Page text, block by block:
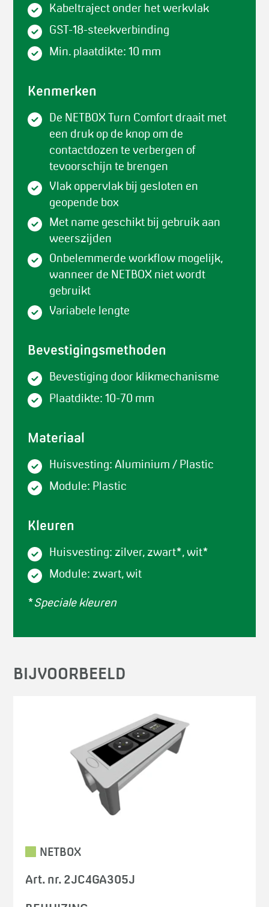
Kabeltraject onder het werkvlak
GST-18-steekverbinding
Min. plaatdikte: 10 mm
Kenmerken
De NETBOX Turn Comfort draait met
een druk op de knop om de
contactdozen te verbergen of
tevoorschijn te brengen
Vlak oppervlak bij gesloten en
geopende box
Met name geschikt bij gebruik aan
weerszijden
Onbelemmerde workflow mogelijk,
wanneer de NETBOX niet wordt
gebruikt
Variabele lengte
Bevestigingsmethoden
Bevestiging door klikmechanisme
Plaatdikte: 10-70 mm
Materiaal
Huisvesting: Aluminium / Plastic
Module: Plastic
Kleuren
Huisvesting: zilver, zwart*, wit*
Module: zwart, wit
*Speciale kleuren
BIJVOORBEELD
NETBOX
Art. nr. 2JC4GA305J